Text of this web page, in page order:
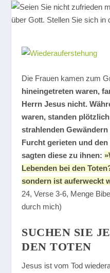
Die Frauen kamen zum
hineingetreten waren,
Herrn Jesus nicht.
waren, standen
strahlenden
Furcht gerieten und
sagten diese zu ihnen:
Lebenden bei den
sondern ist auferweckt
24, Verse 3-6, Menge
durch mich)
SUCHEN SIE
DEN TOTEN
Jesus ist vom Tod